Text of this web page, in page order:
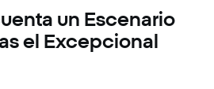
un Escenario
el Excepcional